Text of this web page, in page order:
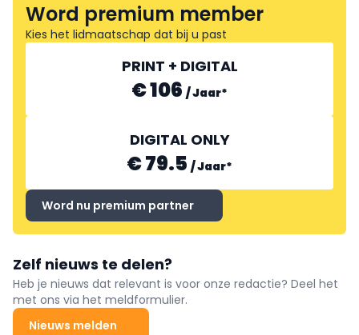
Word premium member
Kies het lidmaatschap dat bij u past
PRINT + DIGITAL
€ 106 /Jaar*
DIGITAL ONLY
€ 79.5 /Jaar*
Word nu premium partner
Zelf nieuws te delen?
Heb je nieuws dat relevant is voor onze redactie? Deel het
met ons via het meldformulier.
Nieuws melden